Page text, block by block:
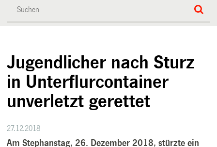
Jugendlicher nach Sturz
in Unterflurcontainer
unverletzt gerettet
27.12.2018
Am Stephanstag, 26. Dezember 2018, stürzte ein